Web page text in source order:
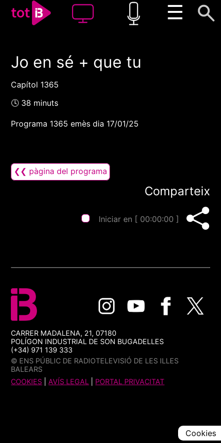
☰
00:00 00:00
Jo en sé + que tu
Capítol 1365
🕓 38 minuts
Programa 1365 emès dia 17/01/25
❮❮ pàgina del programa
Comparteix
Iniciar en [ 00:00:00 ]
CARRER MADALENA, 21, 07180
POLÍGON INDUSTRIAL DE SON BUGADELLES
(+34) 971 139 333
© ENS PÚBLIC DE RADIOTELEVISIÓ DE LES ILLES
BALEARS
COOKIES |AVÍS LEGAL PORTAL PRIVACITAT
Cookies